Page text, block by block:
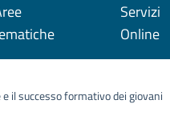
Servizi
Online
il successo formativo dei giovani